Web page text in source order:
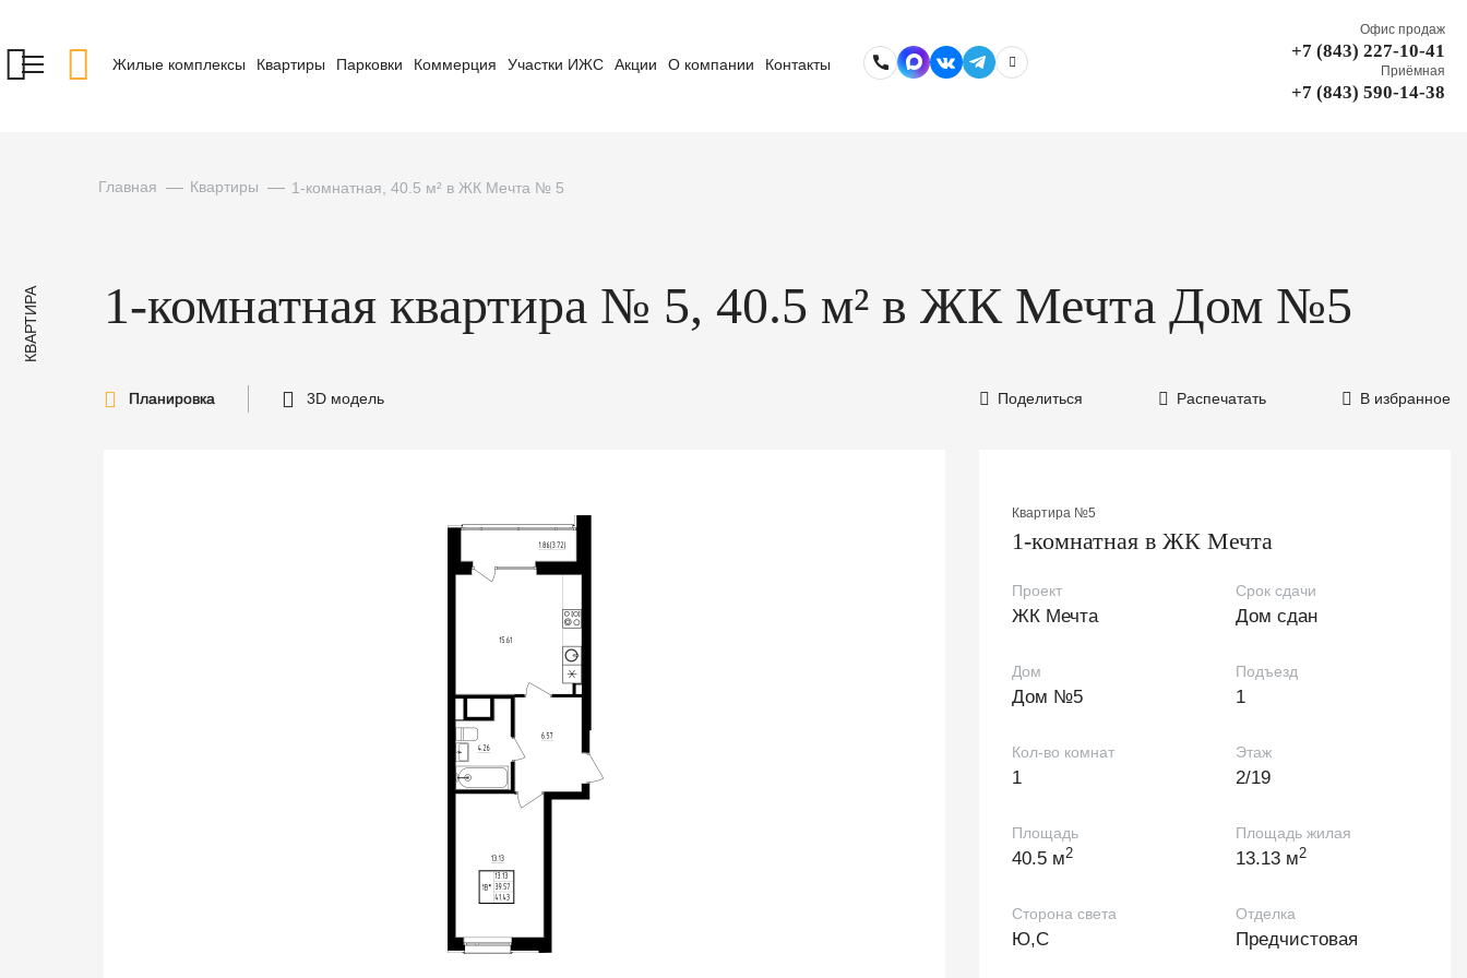
Жилые комплексы Квартиры Парковки Коммерция Участки ИЖС Акции О компании Контакты
Офис продаж
+7 (843) 227-10-41
Приёмная
+7 (843) 590-14-38
Главная Квартиры 1-комнатная, 40.5 м² в ЖК Мечта № 5
КВАРТИРА 1-комнатная квартира № 5, 40.5 м² в ЖК Мечта Дом №5
Планировка 3D модель Поделиться Распечатать В избранное
Квартира №5
1-комнатная в ЖК Мечта
Проект
ЖК Мечта
Срок сдачи
Дом сдан
Дом
Дом №5
Подъезд
1
Кол-во комнат
1
Этаж
2/19
Площадь
40.5 м2
Площадь жилая
13.13 м2
Сторона света
Ю,С
Отделка
Предчистовая